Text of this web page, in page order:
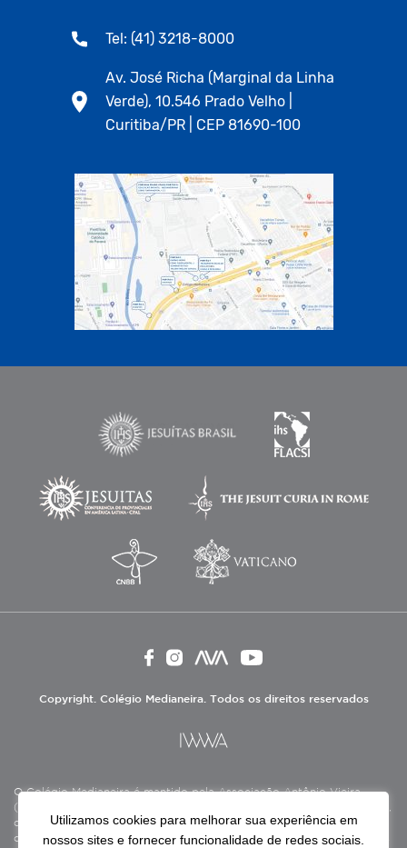
Tel: (41) 3218-8000
Av. José Richa (Marginal da Linha
Verde), 10.546 Prado Velho |
Curitiba/PR | CEP 81690-100
Copyright. Colégio Medianeira. Todos os direitos reservados
O Colégio Medianeira é mantido pela Associação Antônio Vieira
(ASAV), instituição de direito privado sem fins lucrativos, filantrópica,
de natureza educativa, cultural, assistencial e beneficente, certificada
como Entidade Beneficente de Assistência Social (CEBAS), nas áreas
Utilizamos cookies para melhorar sua experiência em
nossos sites e fornecer funcionalidade de redes sociais.